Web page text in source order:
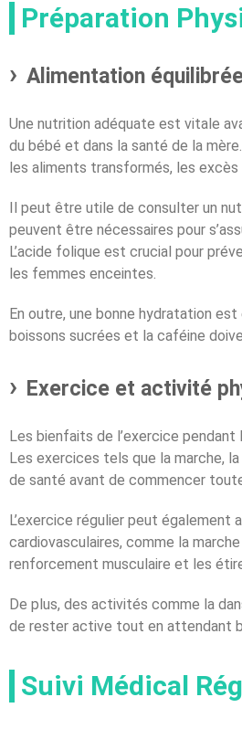
Préparation
Alimentation
Une nutrition adéquate est vitale
du bébé et dans la santé de la
les aliments transformés, les
Il peut être utile de consulter un
peuvent être nécessaires pour
L’acide folique est crucial pour
les femmes enceintes.
En outre, une bonne hydratation
boissons sucrées et la caféine
Exercice et activité
Les bienfaits de l’exercice pendant
Les exercices tels que la marche,
de santé avant de commencer
L’exercice régulier peut également
cardiovasculaires, comme la
renforcement musculaire et les
De plus, des activités comme la
de rester active tout en attendant
Suivi Médical